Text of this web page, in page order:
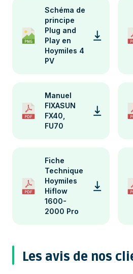
Schéma de
principe
Plug and
Play en
Hoymiles 4
PV
Manuel
FIXASUN
FX40,
FU70
Fiche
Technique
Hoymiles
Hiflow
1600-
2000 Pro
Les avis de nos